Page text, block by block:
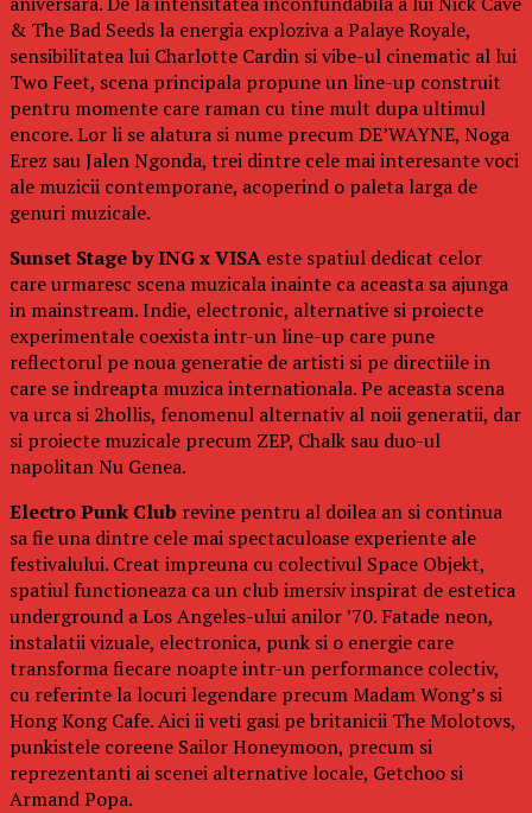
& The Bad Seeds la energia exploziva a Palaye Royale,
sensibilitatea lui Charlotte Cardin si vibe-ul cinematic al lui
Two Feet, scena principala propune un line-up construit
pentru momente care raman cu tine mult dupa ultimul
encore. Lor li se alatura si nume precum DE’WAYNE, Noga
Erez sau Jalen Ngonda, trei dintre cele mai interesante voci
ale muzicii contemporane, acoperind o paleta larga de
genuri muzicale.
Sunset Stage by ING x VISA este spatiul dedicat celor
care urmaresc scena muzicala inainte ca aceasta sa ajunga
in mainstream. Indie, electronic, alternative si proiecte
experimentale coexista intr-un line-up care pune
reflectorul pe noua generatie de artisti si pe directiile in
care se indreapta muzica internationala. Pe aceasta scena
va urca si 2hollis, fenomenul alternativ al noii generatii, dar
si proiecte muzicale precum ZEP, Chalk sau duo-ul
napolitan Nu Genea.
Electro Punk Club revine pentru al doilea an si continua
sa fie una dintre cele mai spectaculoase experiente ale
festivalului. Creat impreuna cu colectivul Space Objekt,
spatiul functioneaza ca un club imersiv inspirat de estetica
underground a Los Angeles-ului anilor ’70. Fatade neon,
instalatii vizuale, electronica, punk si o energie care
transforma fiecare noapte intr-un performance colectiv,
cu referinte la locuri legendare precum Madam Wong’s si
Hong Kong Cafe. Aici ii veti gasi pe britanicii The Molotovs,
punkistele coreene Sailor Honeymoon, precum si
reprezentanti ai scenei alternative locale, Getchoo si
Armand Popa.